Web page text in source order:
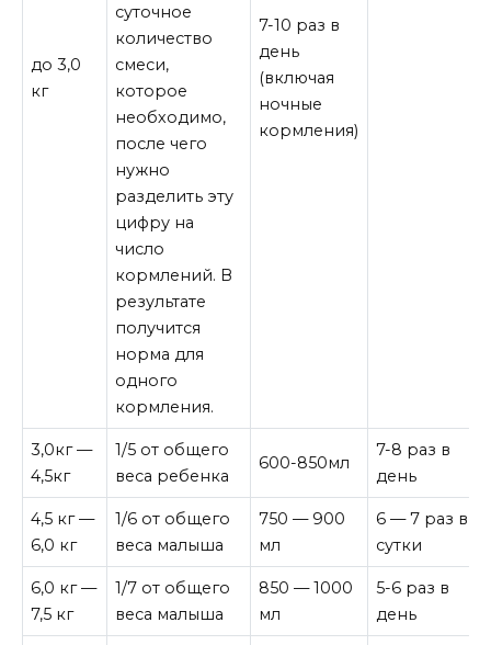
до 3,0
кг
суточное
количество
смеси,
которое
необходимо,
после чего
нужно
разделить эту
цифру на
число
кормлений. В
результате
получится
норма для
одного
кормления.
7-10 раз в
день
(включая
ночные
кормления)
3,0кг —
4,5кг
1/5 от общего
веса ребенка
600-850мл
7-8 раз в
день
4,5 кг —
6,0 кг
1/6 от общего
веса малыша
750 — 900
мл
6 — 7 раз в
сутки
6,0 кг —
7,5 кг
1/7 от общего
веса малыша
850 — 1000
мл
5-6 раз в
день